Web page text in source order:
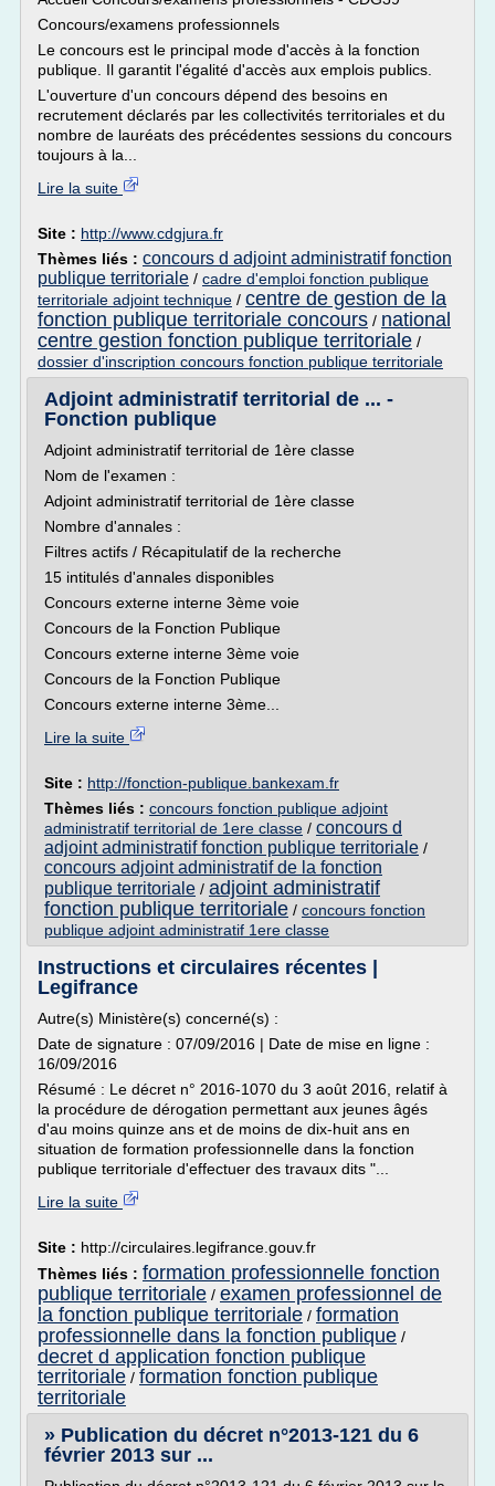
Concours/examens professionnels
Le concours est le principal mode d'accès à la fonction
publique. Il garantit l'égalité d'accès aux emplois publics.
L'ouverture d'un concours dépend des besoins en
recrutement déclarés par les collectivités territoriales et du
nombre de lauréats des précédentes sessions du concours
toujours à la...
Lire la suite
Site : http://www.cdgjura.fr
Thèmes liés : concours d adjoint administratif fonction
publique territoriale / cadre d'emploi fonction publique
territoriale adjoint technique / centre de gestion de la
fonction publique territoriale concours / national
centre gestion fonction publique territoriale /
dossier d'inscription concours fonction publique territoriale
Adjoint administratif territorial de ... -
Fonction publique
Adjoint administratif territorial de 1ère classe
Nom de l'examen :
Adjoint administratif territorial de 1ère classe
Nombre d'annales :
Filtres actifs / Récapitulatif de la recherche
15 intitulés d'annales disponibles
Concours externe interne 3ème voie
Concours de la Fonction Publique
Concours externe interne 3ème voie
Concours de la Fonction Publique
Concours externe interne 3ème...
Lire la suite
Site : http://fonction-publique.bankexam.fr
Thèmes liés : concours fonction publique adjoint
administratif territorial de 1ere classe / concours d
adjoint administratif fonction publique territoriale /
concours adjoint administratif de la fonction
publique territoriale / adjoint administratif
fonction publique territoriale / concours fonction
publique adjoint administratif 1ere classe
Instructions et circulaires récentes |
Legifrance
Autre(s) Ministère(s) concerné(s) :
Date de signature : 07/09/2016 | Date de mise en ligne :
16/09/2016
Résumé : Le décret n° 2016-1070 du 3 août 2016, relatif à
la procédure de dérogation permettant aux jeunes âgés
d'au moins quinze ans et de moins de dix-huit ans en
situation de formation professionnelle dans la fonction
publique territoriale d'effectuer des travaux dits "...
Lire la suite
Site : http://circulaires.legifrance.gouv.fr
Thèmes liés : formation professionnelle fonction
publique territoriale / examen professionnel de
la fonction publique territoriale / formation
professionnelle dans la fonction publique /
decret d application fonction publique
territoriale / formation fonction publique
territoriale
» Publication du décret n°2013-121 du 6
février 2013 sur ...